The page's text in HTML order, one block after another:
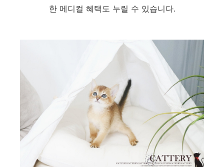
한 메디컬 혜택도 누릴 수 있습니다.